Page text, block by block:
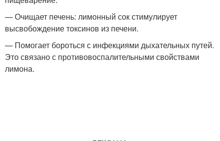
— Очищает печень: лимонный сок стимулирует
высвобождение токсинов из печени.
— Помогает бороться с инфекциями дыхательных путей.
Это связано с противовоспалительными свойствами
лимона.